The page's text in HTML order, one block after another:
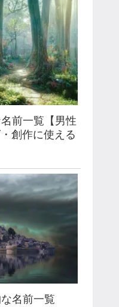
前一覧【男性
創作に使える
名前一覧